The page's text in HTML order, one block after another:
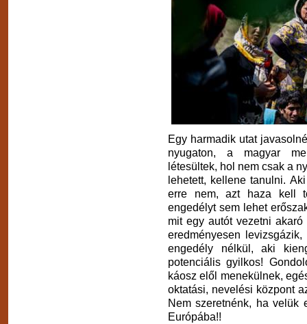
Egy harmadik utat
nyugaton, a magyar
létesültek, hol nem csak a
lehetett, kellene tanulni.
erre nem, azt haza kell
engedélyt sem lehet
mit egy autót vezetni
eredményesen
engedély nélkül, aki
potenciális gyilkos!
káosz elől menekülnek,
oktatási, nevelési központ
Nem szeretnénk, ha velük
Európába!!